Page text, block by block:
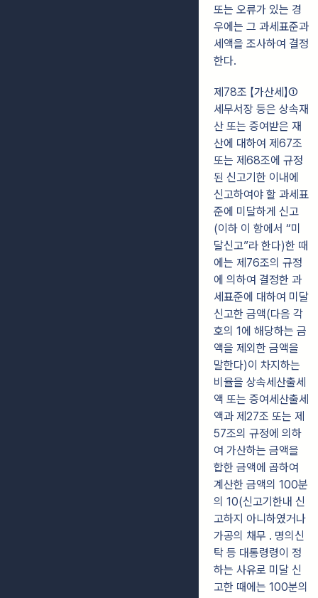
또는 오류가 있는 경
우에는 그 과세표준과
세액을 조사하여 결정
한다.
제78조 【가산세】①
세무서장 등은 상속재
산 또는 증여받은 재
산에 대하여 제67조
또는 제68조에 규정
된 신고기한 이내에
신고하여야 할 과세표
준에 미달하게 신고
(이하 이 항에서 “미
달신고”라 한다)한 때
에는 제76조의 규정
에 의하여 결정한 과
세표준에 대하여 미달
신고한 금액(다음 각
호의 1에 해당하는 금
액을 제외한 금액을
말한다)이 차지하는
비율을 상속세산출세
액 또는 증여세산출세
액과 제27조 또는 제
57조의 규정에 의하
여 가산하는 금액을
합한 금액에 곱하여
계산한 금액의 100분
의 10(신고기한내 신
고하지 아니하였거나
가공의 채무 ․ 명의신
탁 등 대통령령이 정
하는 사유로 미달 신
고한 때에는 100분의